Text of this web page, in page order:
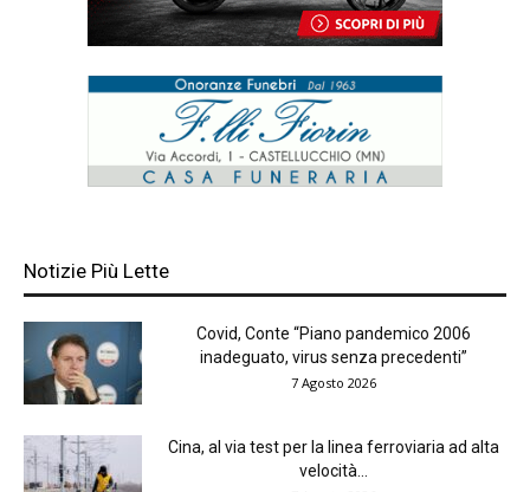
Notizie Più Lette
Covid, Conte “Piano pandemico 2006
inadeguato, virus senza precedenti”
7 Agosto 2026
Cina, al via test per la linea ferroviaria ad alta
velocità...